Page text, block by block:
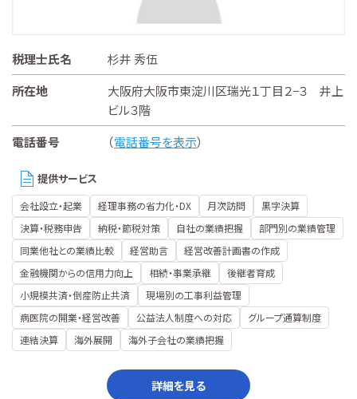
税理士氏名
杉井 秀伍
所在地
大阪府大阪市東淀川区瑞光１丁目２−３ 井上
ビル３階
電話番号
（電話番号を表示）
提供サービス
会社設立・起業 経理事務の省力化・DX 月次訪問
黒字決算
決算・税務申告
納税・節税対策 自社の業績把握
部門別の業績管理
同業他社との業績比較
経営助言
経営改善計画書の作成
金融機関からの信用力向上
相続・事業承継
後継者育成
小規模共済・倒産防止共済
現場別の工事利益管理
病医院の開業・経営改善
公益法人制度への対応
グループ通算制度
連結決算
海外展開 海外子会社の業績把握
詳細を見る